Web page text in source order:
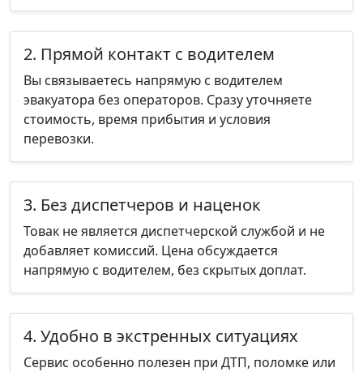
2. Прямой контакт с водителем
Вы связываетесь напрямую с водителем
эвакуатора без операторов. Сразу уточняете
стоимость, время прибытия и условия
перевозки.
3. Без диспетчеров и наценок
Товак не является диспетчерской службой и не
добавляет комиссий. Цена обсуждается
напрямую с водителем, без скрытых доплат.
4. Удобно в экстренных ситуациях
Сервис особенно полезен при ДТП, поломке или